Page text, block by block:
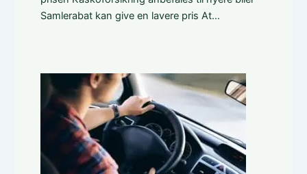
Samlerabat kan give en lavere pris At…